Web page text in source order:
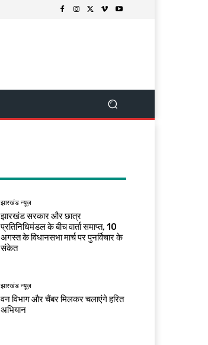
झारखंड न्यूज़
झारखंड सरकार और छात्र
प्रतिनिधिमंडल के बीच वार्ता समाप्त, 10
अगस्त के विधानसभा मार्च पर पुनर्विचार के
संकेत
झारखंड न्यूज़
वन विभाग और चैंबर मिलकर चलाएंगे हरित
अभियान